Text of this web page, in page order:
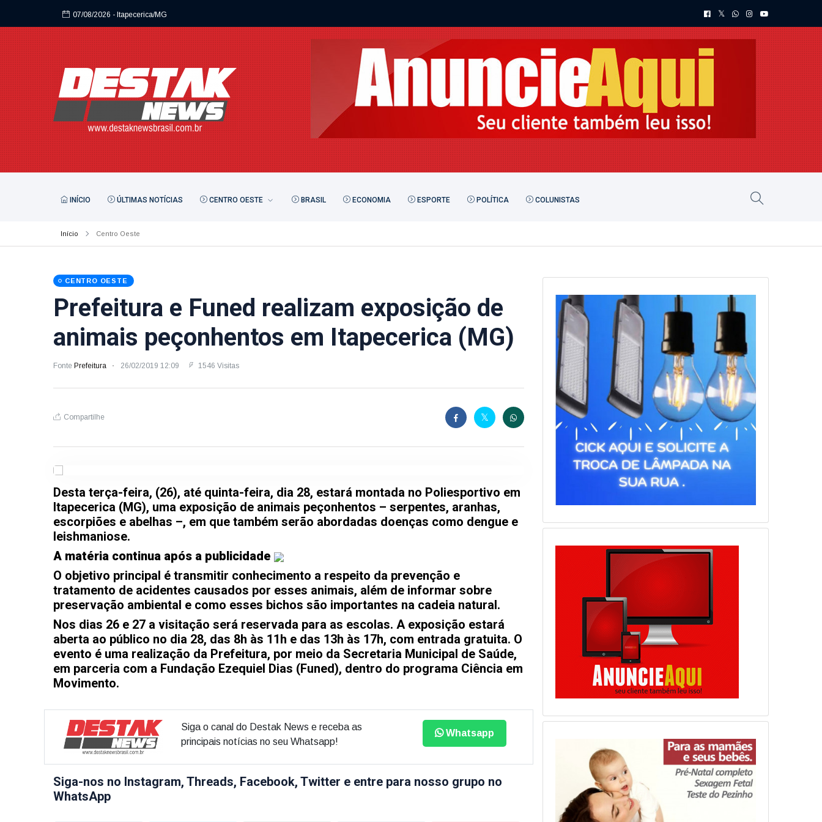
07/08/2026
- Itapecerica/MG
07/08/2026- Itapecerica/MG
INÍCIO ÚLTIMAS NOTÍCIAS CENTRO OESTE BRASIL ECONOMIA ESPORTE POLÍTICA COLUNISTAS
Início Centro Oeste
CENTRO OESTE
Prefeitura e Funed realizam exposição de
animais peçonhentos em Itapecerica (MG)
Fonte Prefeitura 26/02/2019 12:09 1546 Visitas
Compartilhe
Desta terça-feira, (26), até quinta-feira, dia 28, estará montada no Poliesportivo em
Itapecerica (MG), uma exposição de animais peçonhentos – serpentes, aranhas,
escorpiões e abelhas –, em que também serão abordadas doenças como dengue e
leishmaniose.
A matéria continua após a publicidade
O objetivo principal é transmitir conhecimento a respeito da prevenção e
tratamento de acidentes causados por esses animais, além de informar sobre
preservação ambiental e como esses bichos são importantes na cadeia natural.
Nos dias 26 e 27 a visitação será reservada para as escolas. A exposição estará
aberta ao público no dia 28, das 8h às 11h e das 13h às 17h, com entrada gratuita. O
evento é uma realização da Prefeitura, por meio da Secretaria Municipal de Saúde,
em parceria com a Fundação Ezequiel Dias (Funed), dentro do programa Ciência em
Movimento.
Siga o canal do Destak News e receba as
principais notícias no seu Whatsapp!
Whatsapp
Siga-nos no Instagram, Threads, Facebook, Twitter e entre para nosso grupo no
WhatsApp